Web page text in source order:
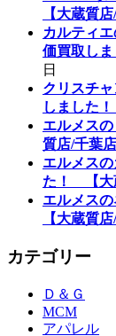
【大蔵質
カルティ
価買取し
日
クリスチ
しました
エルメス
質店/千葉店
エルメス
た！ 【大
エルメス
【大蔵質
カテゴリー
Ｄ＆Ｇ
MCM
アパレル